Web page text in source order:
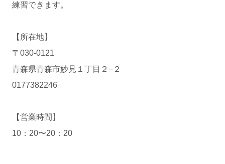
練習できます。
【所在地】
〒030-0121
青森県青森市妙見１丁目２−２
0177382246
【営業時間】
10：20〜20：20